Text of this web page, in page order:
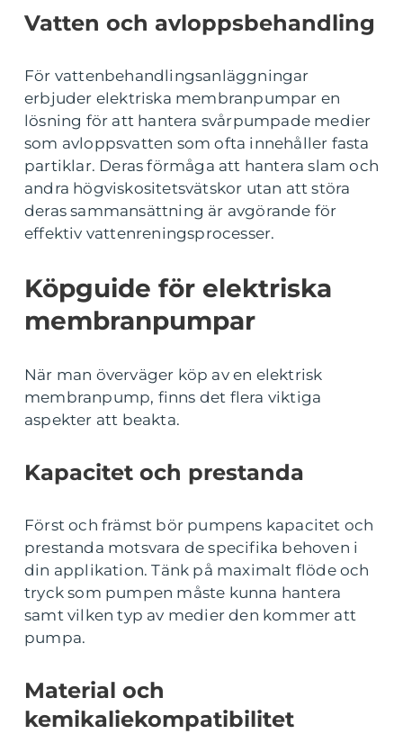
Vatten och avloppsbehandling
För vattenbehandlingsanläggningar
erbjuder elektriska membranpumpar en
lösning för att hantera svårpumpade medier
som avloppsvatten som ofta innehåller fasta
partiklar. Deras förmåga att hantera slam och
andra högviskositetsvätskor utan att störa
deras sammansättning är avgörande för
effektiv vattenreningsprocesser.
Köpguide för elektriska
membranpumpar
När man överväger köp av en elektrisk
membranpump, finns det flera viktiga
aspekter att beakta.
Kapacitet och prestanda
Först och främst bör pumpens kapacitet och
prestanda motsvara de specifika behoven i
din applikation. Tänk på maximalt flöde och
tryck som pumpen måste kunna hantera
samt vilken typ av medier den kommer att
pumpa.
Material och
kemikaliekompatibilitet